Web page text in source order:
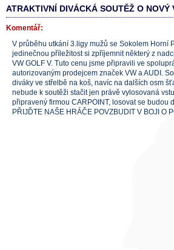
ATRAKTIVNÍ DIVÁCKÁ SOUTĚŽ O NOVÝ
Komentář:
V průběhu utkání 3.ligy mužů se Sokolem Horní
jedinečnou příležitost si zpříjemnit některý z
VW GOLF V. Tuto cenu jsme připravili ve
autorizovaným prodejcem značek VW a AUDI.
diváky ve střelbě na koš, navíc na dalších osm
nebude k soutěži stačit jen právě vylosovaná
připravený firmou CARPOINT, losovat se budou
PŘIJĎTE NAŠE HRÁČE POVZBUDIT V BOJI O